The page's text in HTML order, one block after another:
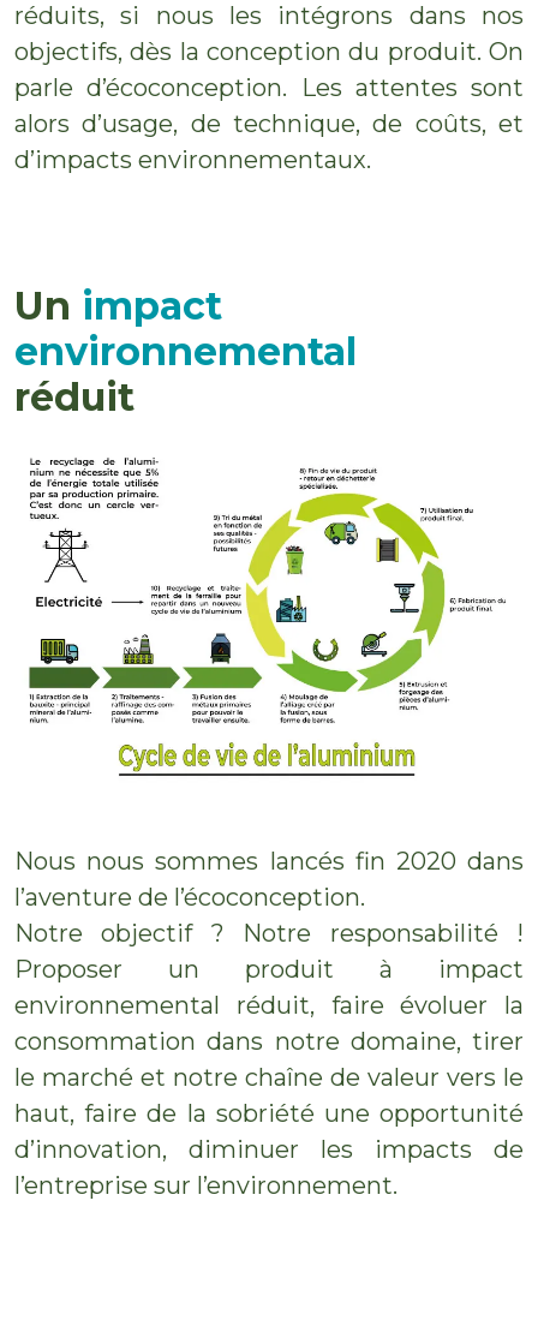
réduits, si nous les intégrons dans nos
objectifs, dès la conception du produit. On
parle d’écoconception. Les attentes sont
alors d’usage, de technique, de coûts, et
d’impacts environnementaux.
Un impact
environnemental
réduit
Nous nous sommes lancés fin 2020 dans
l’aventure de l’écoconception.
Notre objectif ? Notre responsabilité !
Proposer un produit à impact
environnemental réduit, faire évoluer la
consommation dans notre domaine, tirer
le marché et notre chaîne de valeur vers le
haut, faire de la sobriété une opportunité
d’innovation, diminuer les impacts de
l’entreprise sur l’environnement.